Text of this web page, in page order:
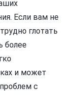
Если вам не
глотать
более
и может
с